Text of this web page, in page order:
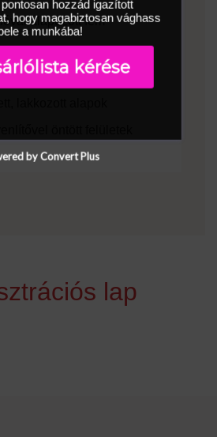
alapozott fém
festett felületek
lap
hozzád igazított
hogy magabiztosan vághass
a munkába!
kérése
by Convert Plus